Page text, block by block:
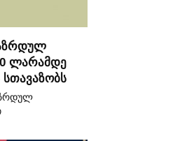
ლარამდე
სთავაზობს